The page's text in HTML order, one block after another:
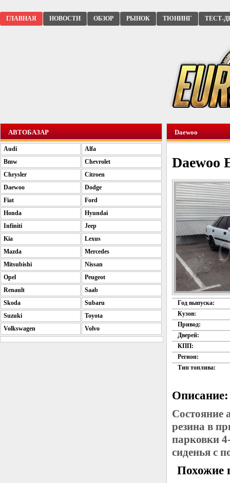
ГЛАВНАЯ НОВОСТИ ОБЗОР РЫНОК ТЮНИНГ ТЕСТ-
Daewoo
Daewoo
Год выпуска:
Кузов:
Привод:
Дверей:
КПП:
Регион:
Тип топлива:
Описание:
Состояние
резина в
парковки
сиденья с
Похожие
АВТОБАЗАР
Audi
Alfa
Bmw
Chevrolet
Chrysler
Citroen
Daewoo
Dodge
Fiat
Ford
Honda
Hyundai
Infiniti
Jeep
Kia
Lexus
Mazda
Mercedes
Mitsubishi
Nissan
Opel
Peugeot
Renault
Saab
Skoda
Subaru
Suzuki
Toyota
Volkswagen
Volvo